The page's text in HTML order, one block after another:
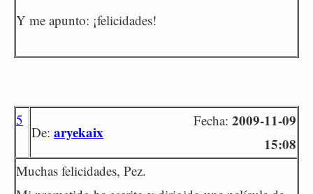
Y me apunto: ¡felicidades!
5
De: aryekaix
Fecha: 2009-11-09
15:08
Muchas felicidades, Pez.